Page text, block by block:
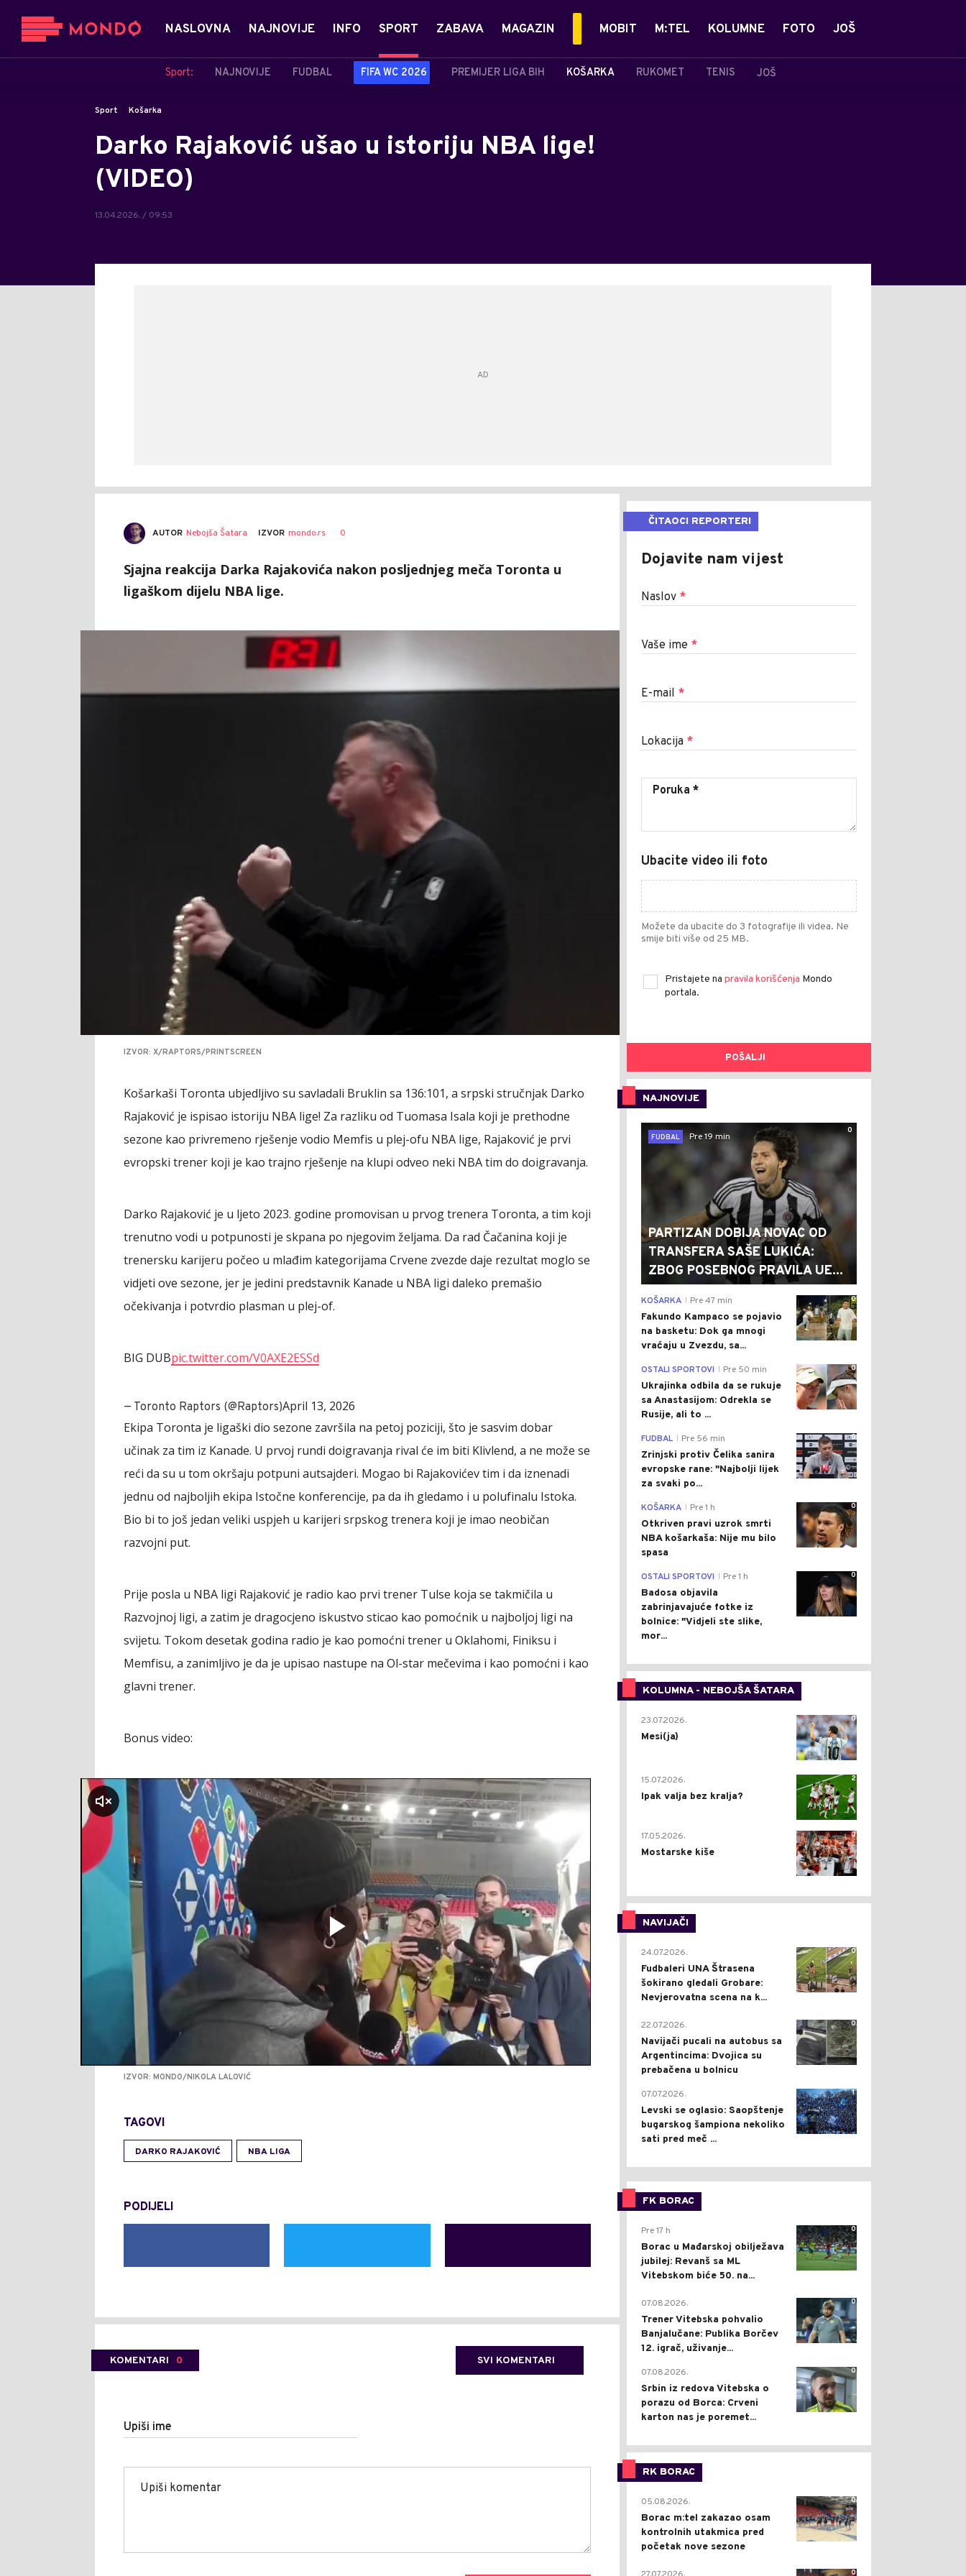
NASLOVNA NAJNOVIJE INFO SPORT
Sport: NAJNOVIJE FUDBAL FIFA WC 2026 PREMIJER LIGA BIH KOŠARKA RUKOMET TENIS JOŠ
ZABAVA MAGAZIN MOBIT M:TEL KOLUMNE FOTO JOŠ
Sport Košarka
Darko Rajaković ušao u istoriju NBA lige!
(VIDEO)
13.04.2026. / 09:53
AUTOR Nebojša Šatara IZVOR mondo.rs 0
Sjajna reakcija Darka Rajakovića nakon posljednjeg meča Toronta u
ligaškom dijelu NBA lige.
IZVOR: X/RAPTORS/PRINTSCREEN
Košarkaši Toronta ubjedljivo su savladali Bruklin sa 136:101, a srpski stručnjak Darko
Rajaković je ispisao istoriju NBA lige! Za razliku od Tuomasa Isala koji je prethodne
sezone kao privremeno rješenje vodio Memfis u plej-ofu NBA lige, Rajaković je prvi
evropski trener koji je kao trajno rješenje na klupi odveo neki NBA tim do doigravanja.
Darko Rajaković je u ljeto 2023. godine promovisan u prvog trenera Toronta, a tim koji
trenutno vodi u potpunosti je skpana po njegovim željama. Da rad Čačanina koji je
trenersku karijeru počeo u mlađim kategorijama Crvene zvezde daje rezultat moglo se
vidjeti ove sezone, jer je jedini predstavnik Kanade u NBA ligi daleko premašio
očekivanja i potvrdio plasman u plej-of.
BIG DUBpic.twitter.com/V0AXE2ESSd
— Toronto Raptors (@Raptors)April 13, 2026
Ekipa Toronta je ligaški dio sezone završila na petoj poziciji, što je sasvim dobar
učinak za tim iz Kanade. U prvoj rundi doigravanja rival će im biti Klivlend, a ne može se
reći da su u tom okršaju potpuni autsajderi. Mogao bi Rajakovićev tim i da iznenadi
jednu od najboljih ekipa Istočne konferencije, pa da ih gledamo i u polufinalu Istoka.
Bio bi to još jedan veliki uspjeh u karijeri srpskog trenera koji je imao neobičan
razvojni put.
Prije posla u NBA ligi Rajaković je radio kao prvi trener Tulse koja se takmičila u
Razvojnoj ligi, a zatim je dragocjeno iskustvo sticao kao pomoćnik u najboljoj ligi na
svijetu. Tokom desetak godina radio je kao pomoćni trener u Oklahomi, Finiksu i
Memfisu, a zanimljivo je da je upisao nastupe na Ol-star mečevima i kao pomoćni i kao
glavni trener.
Bonus video:
klikni za zvuk
IZVOR: MONDO/NIKOLA LALOVIĆ
TAGOVI
DARKO RAJAKOVIĆ NBA LIGA
PODIJELI
KOMENTARI 0 SVI KOMENTARI
Upiši ime
ČITAOCI REPORTERI
Dojavite nam vijest
Naslov *
Vaše ime *
E-mail *
Lokacija *
Ubacite video ili foto
Možete da ubacite do 3 fotografije ili videa. Ne
smije biti više od 25 MB.
Pristajete na pravila korišćenja Mondo
portala.
POŠALJI
NAJNOVIJE
0
FUDBAL
Pre 19 min
PARTIZAN DOBIJA NOVAC OD
TRANSFERA SAŠE LUKIĆA:
ZBOG POSEBNOG PRAVILA UE...
0
KOŠARKA Pre 47 min
Fakundo Kampaco se pojavio
na basketu: Dok ga mnogi
vraćaju u Zvezdu, sa...
0
OSTALI SPORTOVI Pre 50 min
Ukrajinka odbila da se rukuje
sa Anastasijom: Odrekla se
Rusije, ali to ...
0
FUDBAL Pre 56 min
Zrinjski protiv Čelika sanira
evropske rane: "Najbolji lijek
za svaki po...
0
KOŠARKA Pre 1 h
Otkriven pravi uzrok smrti
NBA košarkaša: Nije mu bilo
spasa
0
OSTALI SPORTOVI Pre 1 h
Badosa objavila
zabrinjavajuće fotke iz
bolnice: "Vidjeli ste slike,
mor...
KOLUMNA - NEBOJŠA ŠATARA
0
23.07.2026.
Mesi(ja)
2
15.07.2026.
Ipak valja bez kralja?
0
17.05.2026.
Mostarske kiše
NAVIJAČI
0
24.07.2026.
Fudbaleri UNA Štrasena
šokirano gledali Grobare:
Nevjerovatna scena na k...
0
22.07.2026.
Navijači pucali na autobus sa
Argentincima: Dvojica su
prebačena u bolnicu
1
07.07.2026.
Levski se oglasio: Saopštenje
bugarskog šampiona nekoliko
sati pred meč ...
FK BORAC
0
Pre 17 h
Borac u Mađarskoj obilježava
jubilej: Revanš sa ML
Vitebskom biće 50. na...
0
07.08.2026.
Trener Vitebska pohvalio
Banjalučane: Publika Borčev
12. igrač, uživanje...
0
07.08.2026.
Srbin iz redova Vitebska o
porazu od Borca: Crveni
karton nas je poremet...
RK BORAC
0
05.08.2026.
Borac m:tel zakazao osam
kontrolnih utakmica pred
početak nove sezone
0